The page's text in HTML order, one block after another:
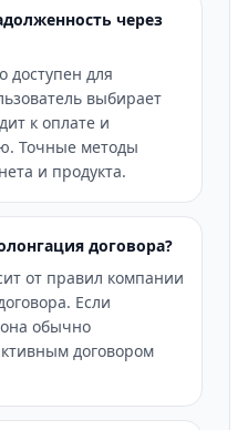
через
доступен для
выбирает
к оплате и
Точные методы
и продукта.
договора?
от правил компании
Если
обычно
договором